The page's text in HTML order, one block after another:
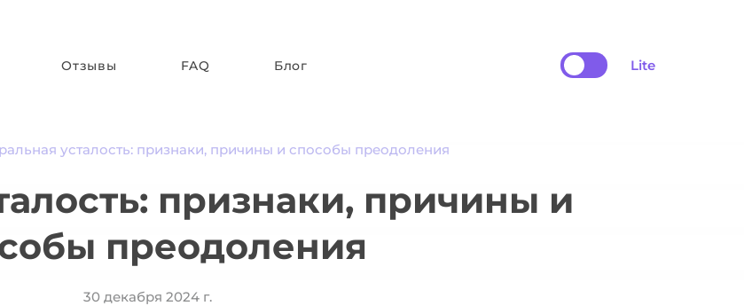
Отзывы FAQ Блог Lite
усталость: признаки, причины и способы преодоления
признаки, причины и
преодоления
30 декабря 2024 г.